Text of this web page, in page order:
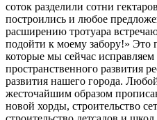
соток разделили сотни
построились и любое
расширению тротуара
подойти к моему забору!» Это
которые мы сейчас
пространственного развития
развития нашего города.
жесточайшим образом
новой хорды, строительство